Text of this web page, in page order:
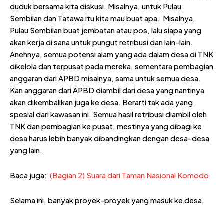
duduk bersama kita diskusi. Misalnya, untuk Pulau
Sembilan dan Tatawa itu kita mau buat apa.
Misalnya,
Pulau Sembilan buat jembatan atau pos, lalu siapa yang
akan kerja di sana untuk pungut retribusi dan lain-lain.
Anehnya, semua potensi alam yang ada dalam desa di TNK
dikelola dan terpusat pada mereka, sementara pembagian
anggaran dari APBD misalnya, sama untuk semua desa.
Kan anggaran dari APBD diambil dari desa yang nantinya
akan dikembalikan juga ke desa. Berarti tak ada yang
spesial dari kawasan ini. Semua hasil retribusi diambil oleh
TNK dan pembagian ke pusat, mestinya yang dibagi ke
desa harus lebih banyak dibandingkan dengan desa-desa
yang lain.
Baca juga: (Bagian 2) Suara dari Taman Nasional Komodo
Selama ini, banyak proyek-proyek yang masuk ke desa,